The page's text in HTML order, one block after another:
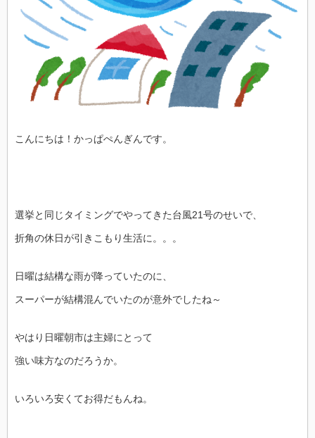
こんにちは！かっぱぺんぎんです。
選挙と同じタイミングでやってきた台風21号のせいで、
折角の休日が引きこもり生活に。。。
日曜は結構な雨が降っていたのに、
スーパーが結構混んでいたのが意外でしたね～
やはり日曜朝市は主婦にとって
強い味方なのだろうか。
いろいろ安くてお得だもんね。